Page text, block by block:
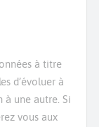
à titre
d’évoluer à
à une autre. Si
vous aux